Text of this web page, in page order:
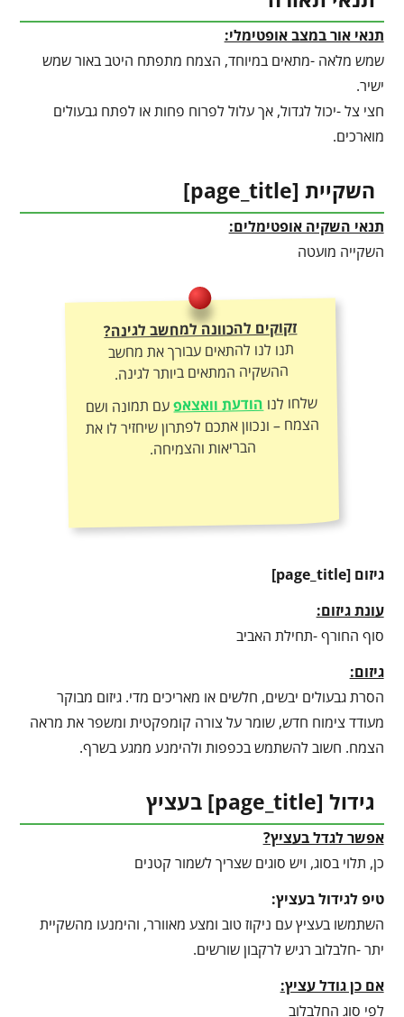
תנאי אור במצב אופטימלי:
שמש מלאה -מתאים במיוחד, הצמח מתפתח היטב באור שמש
ישיר.
חצי צל -יכול לגדול, אך עלול לפרוח פחות או לפתח גבעולים
מוארכים.
השקיית [page_title
]
תנאי השקיה אופטימלים:
השקייה מועטה
זקוקים להכוונה למחשב לגינה?
תנו לנו להתאים עבורך את מחשב
ההשקיה המתאים ביותר לגינה.
שלחו לנוהודעת וואצאפעם תמונה ושם
הצמח – ונכוון אתכם לפתרון שיחזיר לו את
הבריאות והצמיחה.
גיזום [page_title
]
עונת גיזום:
סוף החורף -תחילת האביב
גיזום:
הסרת גבעולים יבשים, חלשים או מאריכים מדי. גיזום מבוקר
מעודד צימוח חדש, שומר על צורה קומפקטית ומשפר את מראה
הצמח. חשוב להשתמש בכפפות ולהימנע ממגע בשרף.
גידול [page_title] בעציץ
אפשר לגדל בעציץ?
כן, תלוי בסוג, ויש סוגים שצריך לשמור קטנים
טיפ לגידול בעציץ:
השתמשו בעציץ עם ניקוז טוב ומצע מאוורר, והימנעו מהשקיית
יתר -חלבלוב רגיש לרקבון שורשים.
אם כן גודל עציץ:
לפי סוג החלבלוב